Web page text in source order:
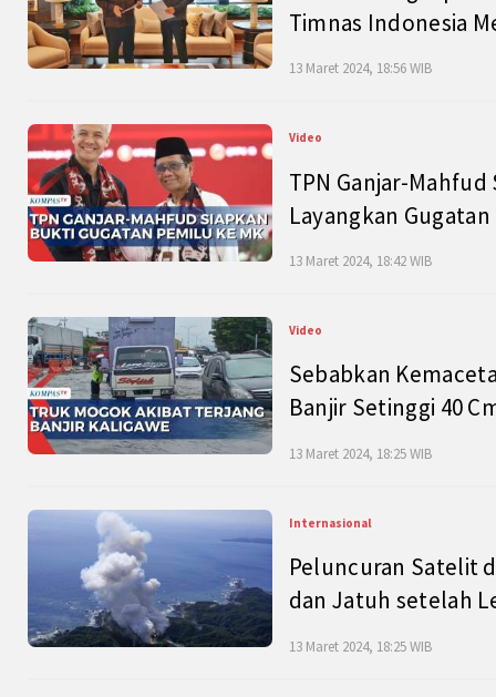
Timnas Indonesia
13 Maret 2024, 18:56 WIB
Video
TPN Ganjar-
Layangkan
13 Maret 2024, 18:42 WIB
Video
Sebabkan
Banjir Setinggi 40
13 Maret 2024, 18:25 WIB
Internasional
Peluncuran Satelit
dan Jatuh setelah
13 Maret 2024, 18:25 WIB